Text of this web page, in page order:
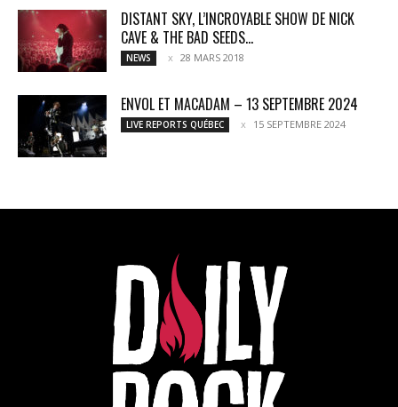
DISTANT SKY, L’INCROYABLE SHOW DE NICK
CAVE & THE BAD SEEDS...
NEWS 28 MARS 2018
ENVOL ET MACADAM – 13 SEPTEMBRE 2024
LIVE REPORTS QUÉBEC 15 SEPTEMBRE 2024